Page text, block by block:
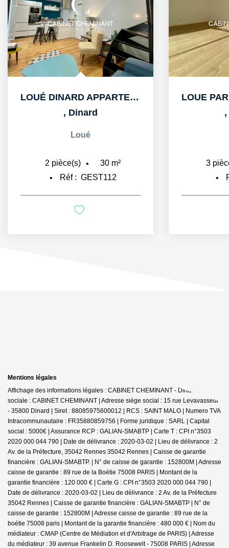
LOUÉ DINARD APPARTEMENT T2 MEUBLE DE 30M2
, Dinard
Loué
2 pièce(s) 30 m²
Réf : GEST112
,
3
Mentions légales
Affichage des informations légales : CABINET CHEMINANT - Dinard | Raison
sociale : CABINET CHEMINANT | Adresse siège social : 15 rue Levavasseur
- 35800 Dinard | Siret : 88085975600012 | RCS : SAINT MALO | Numero TVA
Intracommunautaire : FR35880859756 | Forme juridique : SARL | Capital
social : 5000€ | Assurance RCP : GALIAN-SMABTP | Carte T : CPI n°3503
2020 000 044 790 | Date de délivrance : 2020-03-02 | Lieu de délivrance : 2
Av. de la Préfecture, 35042 Rennes 35042 Rennes | Caisse de garantie
financière : GALIAN-SMABTP. | N° de caisse de garantie : 152800M | Adresse
caisse de garantie : 89 rue de la Boétie 75008 PARIS | Montant de la
garantie financière : 120 000 € | Carte G : CPI n°3503 2020 000 044 790 |
Date de délivrance : 2020-03-02 | Lieu de délivrance : 2 Av. de la Préfecture
35042 Rennes | Caisse de garantie financière : GALIAN-SMABTP | N° de
caisse de garantie : 152800M | Adresse caisse de garantie : 89 rue de la
boétie 75008 paris | Montant de la garantie financière : 480 000 € | Nom du
médiateur : CMAP (Centre de Médiation et d'Arbitrage de PARIS) | Adresse
du médiateur : 39 avenue Frankelin D. Roosewelt - 75008 PARIS | Adresse